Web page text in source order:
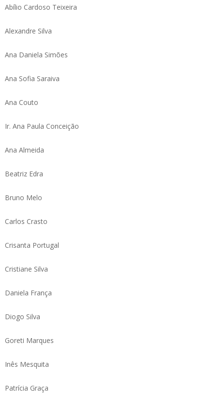
Abílio Cardoso Teixeira
Alexandre Silva
Ana Daniela Simões
Ana Sofia Saraiva
Ana Couto
Ir. Ana Paula Conceição
Ana Almeida
Beatriz Edra
Bruno Melo
Carlos Crasto
Crisanta Portugal
Cristiane Silva
Daniela França
Diogo Silva
Goreti Marques
Inês Mesquita
Patrícia Graça